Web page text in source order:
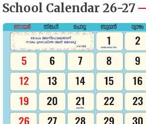
School Calendar 26-27